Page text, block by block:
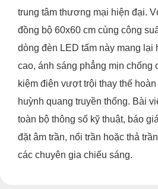
trung tâm thương mại hiện đại.
đồng bộ 60x60 cm cùng công
dòng đèn LED tấm này mang lại
cao, ánh sáng phẳng mịn chống
kiệm điện vượt trội thay thế
huỳnh quang truyền thống. Bài
toàn bộ thông số kỹ thuật, báo
đặt âm trần, nổi trần hoặc thả
các chuyên gia chiếu sáng.